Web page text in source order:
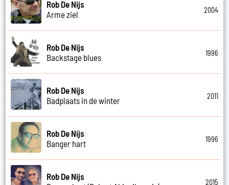
Rob De Nijs
Arme ziel
2004
Rob De Nijs
Backstage blues
1996
Rob De Nijs
Badplaats in de winter
2011
Rob De Nijs
Banger hart
1996
Rob De Nijs
2015